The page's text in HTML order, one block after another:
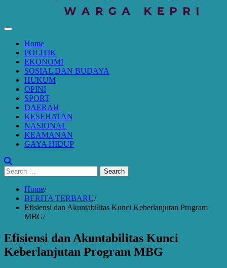
Home
POLITIK
EKONOMI
SOSIAL DAN BUDAYA
HUKUM
OPINI
SPORT
DAERAH
KESEHATAN
NASIONAL
KEAMANAN
GAYA HIDUP
Search
for:
Home
BERITA TERBARU
Efisiensi dan Akuntabilitas Kunci Keberlanjutan Program
MBG
Efisiensi dan Akuntabilitas Kunci
Keberlanjutan Program MBG